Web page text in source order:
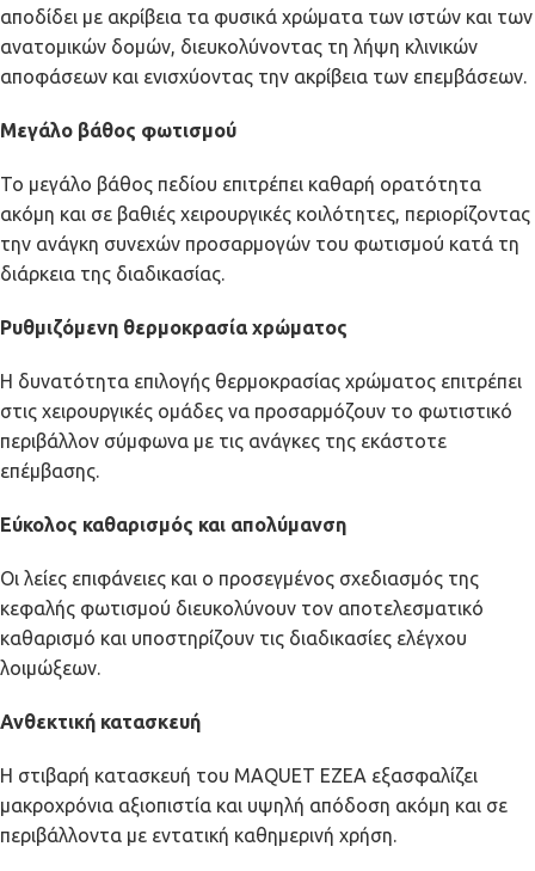
αποδίδει με ακρίβεια τα φυσικά χρώματα των ιστών και των
ανατομικών δομών, διευκολύνοντας τη λήψη κλινικών
αποφάσεων και ενισχύοντας την ακρίβεια των επεμβάσεων.
Μεγάλο βάθος φωτισμού
Το μεγάλο βάθος πεδίου επιτρέπει καθαρή ορατότητα
ακόμη και σε βαθιές χειρουργικές κοιλότητες, περιορίζοντας
την ανάγκη συνεχών προσαρμογών του φωτισμού κατά τη
διάρκεια της διαδικασίας.
Ρυθμιζόμενη θερμοκρασία χρώματος
Η δυνατότητα επιλογής θερμοκρασίας χρώματος επιτρέπει
στις χειρουργικές ομάδες να προσαρμόζουν το φωτιστικό
περιβάλλον σύμφωνα με τις ανάγκες της εκάστοτε
επέμβασης.
Εύκολος καθαρισμός και απολύμανση
Οι λείες επιφάνειες και ο προσεγμένος σχεδιασμός της
κεφαλής φωτισμού διευκολύνουν τον αποτελεσματικό
καθαρισμό και υποστηρίζουν τις διαδικασίες ελέγχου
λοιμώξεων.
Ανθεκτική κατασκευή
Η στιβαρή κατασκευή του MAQUET EZEA εξασφαλίζει
μακροχρόνια αξιοπιστία και υψηλή απόδοση ακόμη και σε
περιβάλλοντα με εντατική καθημερινή χρήση.